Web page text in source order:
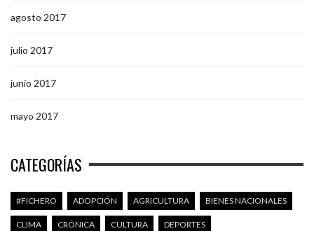
agosto 2017
julio 2017
junio 2017
mayo 2017
CATEGORÍAS
#FICHERO ADOPCIÓN AGRICULTURA BIENES NACIONALES
CLIMA CRÓNICA CULTURA DEPORTES